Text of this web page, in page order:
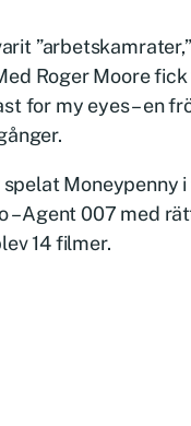
Roger Moore
for my eyes – en
spelat Moneypenny
– Agent 007 med
14 filmer.